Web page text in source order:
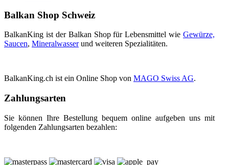
Balkan Shop Schweiz
BalkanKing ist der Balkan Shop für Lebensmittel wie Gewürze,
Saucen, Mineralwasserund weiteren Spezialitäten.
BalkanKing.ch ist ein Online Shop von MAGO Swiss AG.
Zahlungsarten
Sie können Ihre Bestellung bequem online aufgeben uns mit
folgenden Zahlungsarten bezahlen: